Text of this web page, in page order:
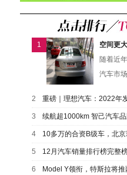
1
空间更
随着近
汽车市
2 重磅｜理想汽车：2022年
3 续航超1000km 智己汽车
4 10多万的合资B级车，北
5 12月汽车销量排行榜完整
6 Model Y领衔，特斯拉将推